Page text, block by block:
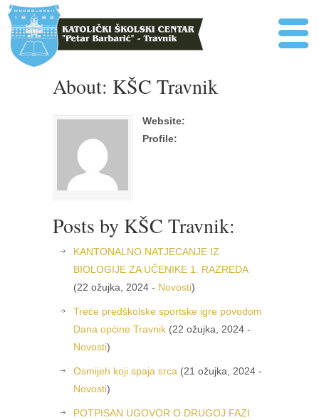
About: KŠC Travnik
Website:
Profile:
Posts by KŠC Travnik:
KANTONALNO NATJECANJE IZ
BIOLOGIJE ZA UČENIKE 1. RAZREDA
(22 ožujka, 2024 - Novosti)
Treće predškolske sportske igre povodom
Dana općine Travnik (22 ožujka, 2024 -
Novosti)
Osmijeh koji spaja srca (21 ožujka, 2024 -
Novosti)
POTPISAN UGOVOR O DRUGOJ FAZI